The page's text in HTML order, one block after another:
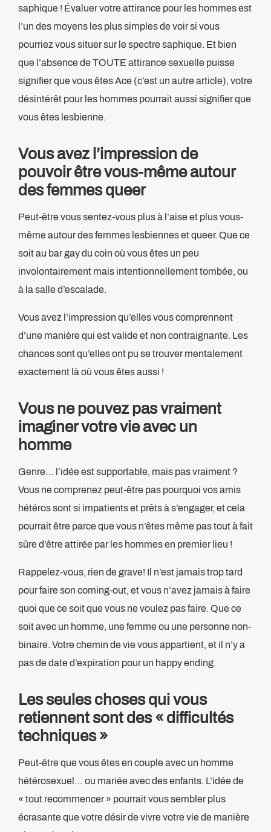
saphique ! Évaluer votre attirance pour les hommes est
l’un des moyens les plus simples de voir si vous
pourriez vous situer sur le spectre saphique. Et bien
que l’absence de TOUTE attirance sexuelle puisse
signifier que vous êtes Ace (c’est un autre article), votre
désintérêt pour les hommes pourrait aussi signifier que
vous êtes lesbienne.
Vous avez l’impression de
pouvoir être vous-même autour
des femmes queer
Peut-être vous sentez-vous plus à l’aise et plus vous-
même autour des femmes lesbiennes et queer. Que ce
soit au bar gay du coin où vous êtes un peu
involontairement mais intentionnellement tombée, ou
à la salle d’escalade.
Vous avez l’impression qu’elles vous comprennent
d’une manière qui est valide et non contraignante. Les
chances sont qu’elles ont pu se trouver mentalement
exactement là où vous êtes aussi !
Vous ne pouvez pas vraiment
imaginer votre vie avec un
homme
Genre… l’idée est supportable, mais pas vraiment ?
Vous ne comprenez peut-être pas pourquoi vos amis
hétéros sont si impatients et prêts à s’engager, et cela
pourrait être parce que vous n’êtes même pas tout à fait
sûre d’être attirée par les hommes en premier lieu !
Rappelez-vous, rien de grave! Il n’est jamais trop tard
pour faire son coming-out, et vous n’avez jamais à faire
quoi que ce soit que vous ne voulez pas faire. Que ce
soit avec un homme, une femme ou une personne non-
binaire. Votre chemin de vie vous appartient, et il n’y a
pas de date d’expiration pour un happy ending.
Les seules choses qui vous
retiennent sont des « difficultés
techniques »
Peut-être que vous êtes en couple avec un homme
hétérosexuel… ou mariée avec des enfants. L’idée de
« tout recommencer » pourrait vous sembler plus
écrasante que votre désir de vivre votre vie de manière